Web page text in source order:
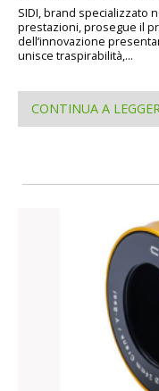
SIDI, brand specializzato
prestazioni, prosegue il
dell’innovazione
unisce traspirabilità,...
CONTINUA A